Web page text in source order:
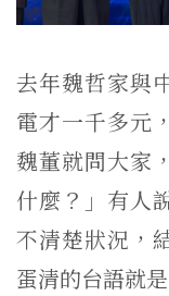
去年魏哲家與
電才一千多元
魏董就問大家
什麼？」有人
不清楚狀況，
蛋清的台語就